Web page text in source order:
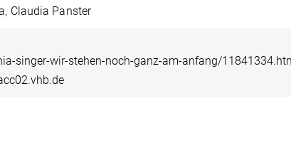
Claudia Panster
singer-wir-stehen-noch-ganz-am-anfang/